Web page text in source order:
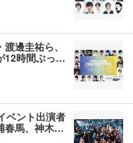
邊圭祐ら、
12時間ぶっ…
ベント出演者
春馬、神木…